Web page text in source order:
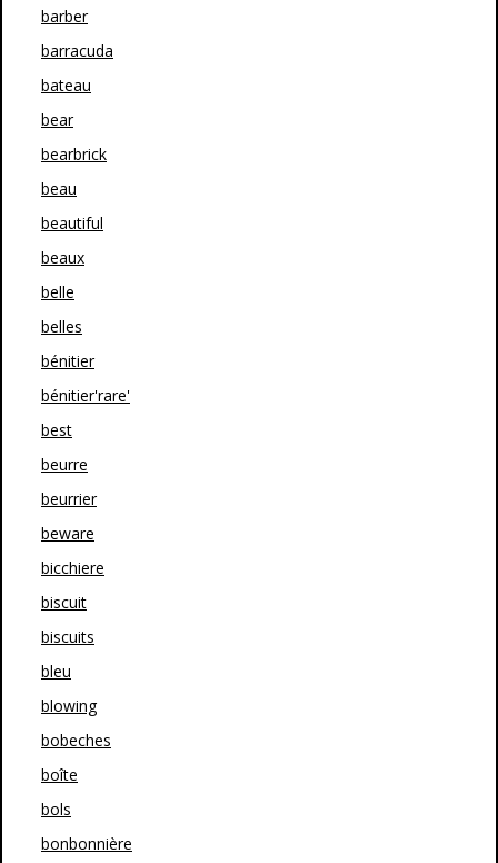
barber
barracuda
bateau
bear
bearbrick
beau
beautiful
beaux
belle
belles
bénitier
bénitier'rare'
best
beurre
beurrier
beware
bicchiere
biscuit
biscuits
bleu
blowing
bobeches
boîte
bols
bonbonnière